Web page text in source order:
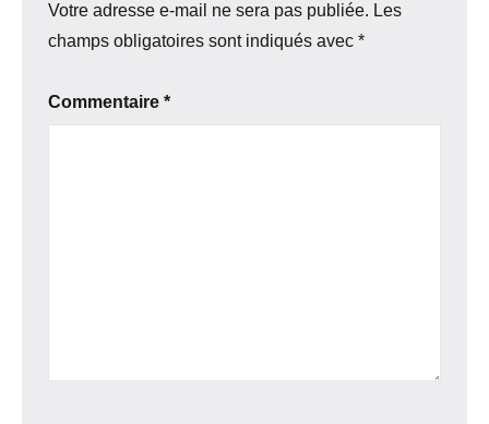
Votre adresse e-mail ne sera pas publiée. Les
champs obligatoires sont indiqués avec *
Commentaire *